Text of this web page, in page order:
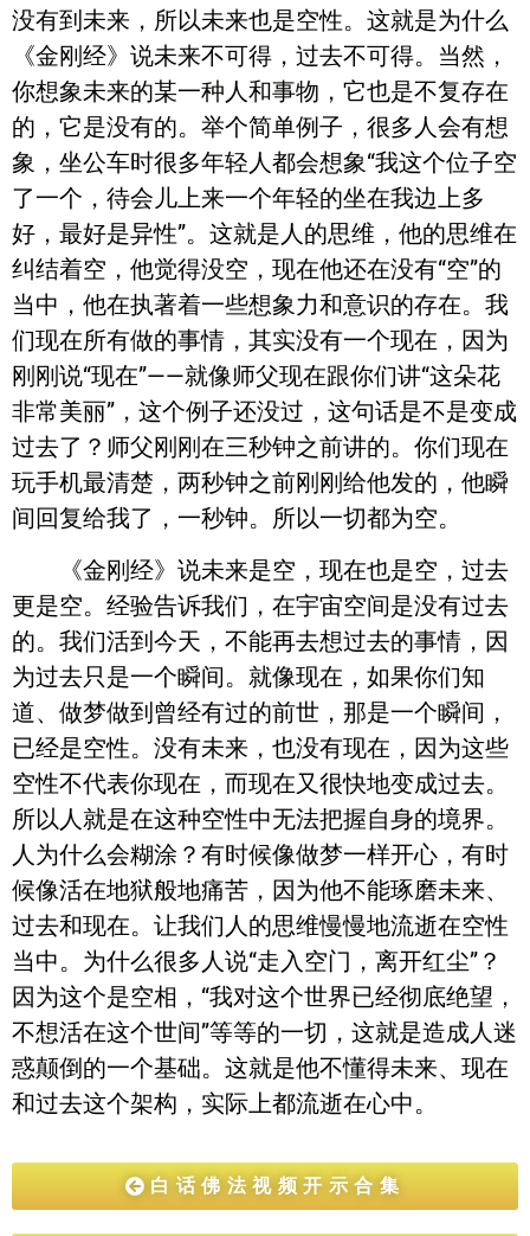
没有到未来，所以未来也是空性。这就是为什么
《金刚经》说未来不可得，过去不可得。当然，
你想象未来的某一种人和事物，它也是不复存在
的，它是没有的。举个简单例子，很多人会有想
象，坐公车时很多年轻人都会想象“我这个位子空
了一个，待会儿上来一个年轻的坐在我边上多
好，最好是异性”。这就是人的思维，他的思维在
纠结着空，他觉得没空，现在他还在没有“空”的
当中，他在执著着一些想象力和意识的存在。我
们现在所有做的事情，其实没有一个现在，因为
刚刚说“现在”——就像师父现在跟你们讲“这朵花
非常美丽”，这个例子还没过，这句话是不是变成
过去了？师父刚刚在三秒钟之前讲的。你们现在
玩手机最清楚，两秒钟之前刚刚给他发的，他瞬
间回复给我了，一秒钟。所以一切都为空。
《金刚经》说未来是空，现在也是空，过去
更是空。经验告诉我们，在宇宙空间是没有过去
的。我们活到今天，不能再去想过去的事情，因
为过去只是一个瞬间。就像现在，如果你们知
道、做梦做到曾经有过的前世，那是一个瞬间，
已经是空性。没有未来，也没有现在，因为这些
空性不代表你现在，而现在又很快地变成过去。
所以人就是在这种空性中无法把握自身的境界。
人为什么会糊涂？有时候像做梦一样开心，有时
候像活在地狱般地痛苦，因为他不能琢磨未来、
过去和现在。让我们人的思维慢慢地流逝在空性
当中。为什么很多人说“走入空门，离开红尘”？
因为这个是空相，“我对这个世界已经彻底绝望，
不想活在这个世间”等等的一切，这就是造成人迷
惑颠倒的一个基础。这就是他不懂得未来、现在
和过去这个架构，实际上都流逝在心中。
白话佛法视频开示合集